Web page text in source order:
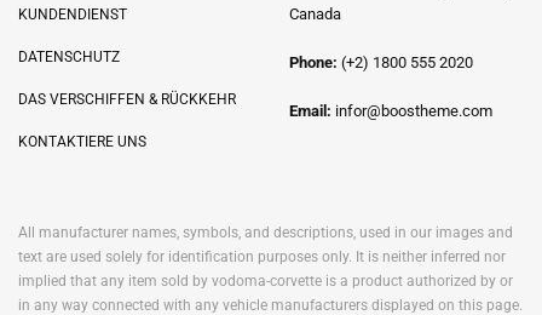
KUNDENDIENST
DATENSCHUTZ
DAS VERSCHIFFEN & RÜCKKEHR
KONTAKTIERE UNS
Canada
Phone: (+2) 1800 555 2020
Email: infor@boostheme.com
All manufacturer names, symbols, and descriptions, used in our images and
text are used solely for identification purposes only. It is neither inferred nor
implied that any item sold by vodoma-corvette is a product authorized by or
in any way connected with any vehicle manufacturers displayed on this page.